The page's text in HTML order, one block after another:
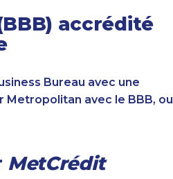
accrédité
Bureau avec une
Metropolitan avec le BBB, ou
MetCrédit